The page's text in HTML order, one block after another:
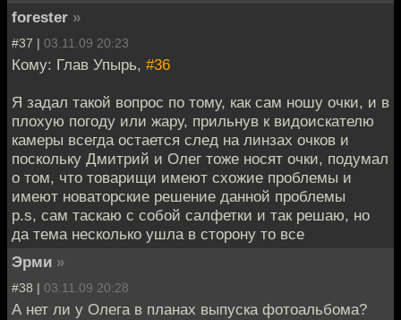
forester »
#37 | 03.11.09 20:23
Кому: Глав Упырь, #36
Я задал такой вопрос по тому, как сам ношу очки, и в
плохую погоду или жару, прильнув к видоискателю
камеры всегда остается след на линзах очков и
поскольку Дмитрий и Олег тоже носят очки, подумал
о том, что товарищи имеют схожие проблемы и
имеют новаторские решение данной проблемы
p.s, сам таскаю с собой салфетки и так решаю, но
да тема несколько ушла в сторону то все
Эрми »
#38 | 03.11.09 20:28
А нет ли у Олега в планах выпуска фотоальбома?